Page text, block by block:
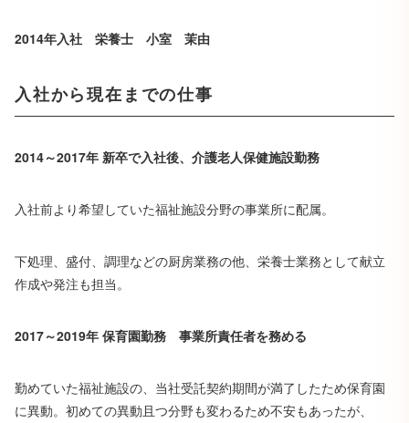
2014年入社 栄養士 小室 茉由
入社から現在までの仕事
2014～2017年 新卒で入社後、介護老人保健施設勤務
入社前より希望していた福祉施設分野の事業所に配属。
下処理、盛付、調理などの厨房業務の他、栄養士業務として献立
作成や発注も担当。
2017～2019年 保育園勤務 事業所責任者を務める
勤めていた福祉施設の、当社受託契約期間が満了したため保育園
に異動。初めての異動且つ分野も変わるため不安もあったが、